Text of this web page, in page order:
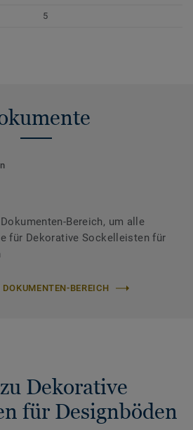
5
Bereich, um alle
für Dekorative Sockelleisten für
BEREICH
Dekorative
für Designböden